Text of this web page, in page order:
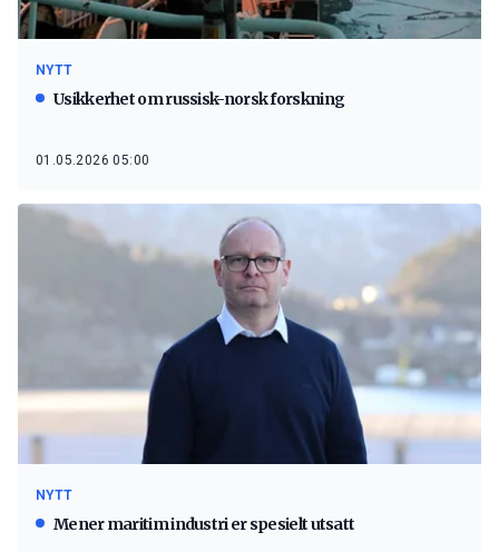
NYTT
Usikkerhet om russisk-norsk forskning
01.05.2026 05:00
NYTT
Mener maritim industri er spesielt utsatt